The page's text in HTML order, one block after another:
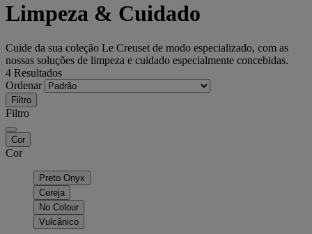
Limpeza & Cuidado
Cuide da sua coleção Le Creuset de modo especializado, com as
nossas soluções de limpeza e cuidado especialmente concebidas.
4 Resultados
Ordenar
Filtro
Filtro
Cor
Cor
Preto Onyx
Cereja
No Colour
Vulcânico